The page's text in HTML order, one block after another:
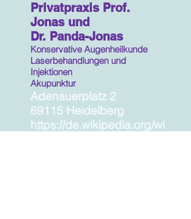
Privatpraxis Prof.
Jonas und
Dr. Panda-Jonas
Konservative Augenheilkunde
Laserbehandlungen und
Injektionen
Akupunktur
Adenauerplatz 2
69115 Heidelberg
https://de.wikipedia.org/wi